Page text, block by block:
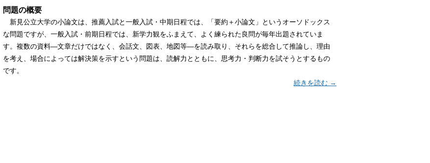
問題の概要
新見公立大学の小論文は、推薦入試と一般入試・中期日程では、「要約＋小論文」というオーソドックス
な問題ですが、一般入試・前期日程では、新学力観をふまえて、よく練られた良問が毎年出題されていま
す。複数の資料―文章だけではなく、会話文、図表、地図等―を読み取り、それらを総合して推論し、理由
を考え、場合によっては解決策を示すという問題は、読解力とともに、思考力・判断力を試そうとするもの
です。
続きを読む →